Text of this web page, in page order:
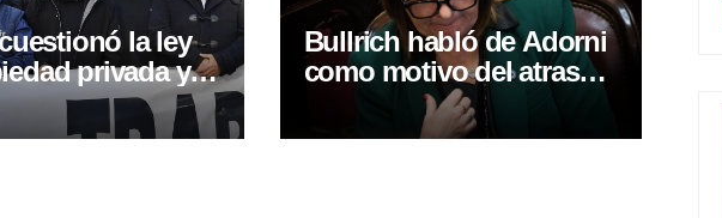
la ley
privada y
operativo
al
Bullrich habló de Adorni
como motivo del atraso
en la aprobación de la ley
de propiedad privada